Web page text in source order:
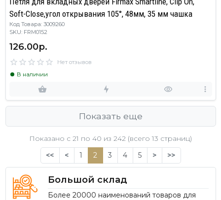
Soft-Close,угол открывания 105°, 48мм, 35 мм чашка
Код Товара: 3009260
SKU: FRM0152
126.00р.
Нет отзывов
В наличии
Показать еще
Показано с 21 по 40 из 242 (всего 13 страниц)
<<
< 1 2 3 4 5 > >>
Большой склад
Более 20000 наименований товаров для